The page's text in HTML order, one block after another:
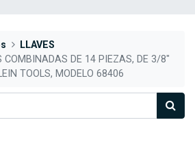
LLAVES
COMBINADAS DE 14 PIEZAS, DE 3/8"
TOOLS, MODELO 68406